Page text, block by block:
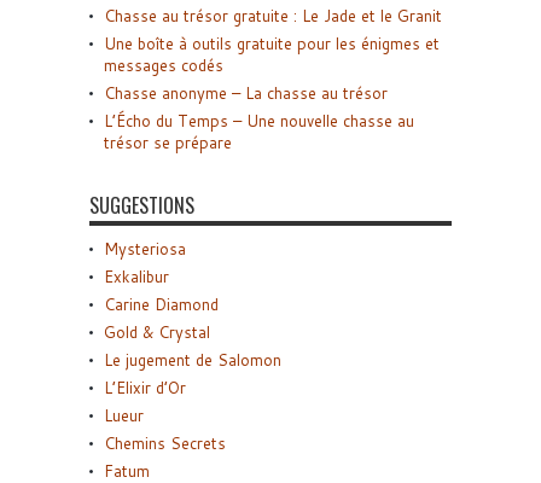
Chasse au trésor gratuite : Le Jade et le Granit
Une boîte à outils gratuite pour les énigmes et
messages codés
Chasse anonyme – La chasse au trésor
L’Écho du Temps – Une nouvelle chasse au
trésor se prépare
SUGGESTIONS
Mysteriosa
Exkalibur
Carine Diamond
Gold & Crystal
Le jugement de Salomon
L’Elixir d’Or
Lueur
Chemins Secrets
Fatum